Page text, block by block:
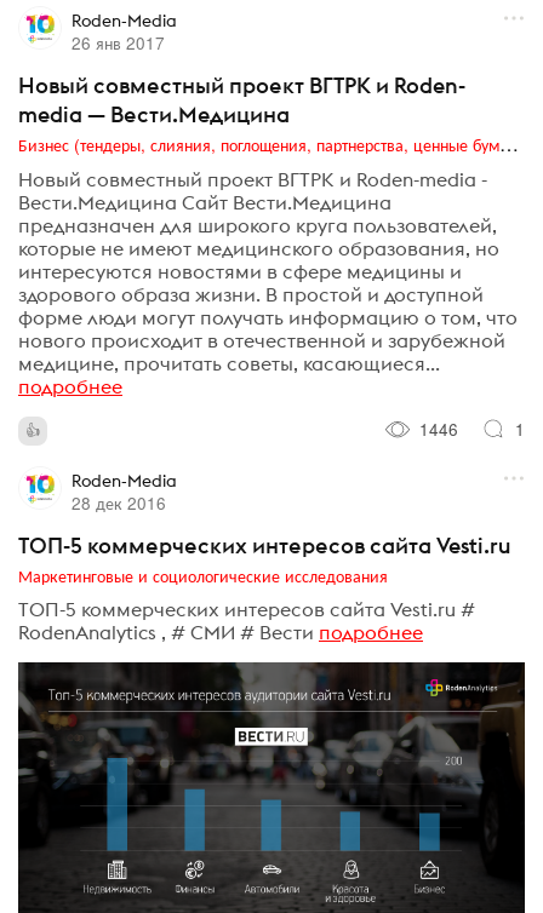
Roden-Media
26 янв 2017
Новый совместный проект ВГТРК и Roden-
media — Вести.Медицина
Бизнес (тендеры, слияния, поглощения, партнерства, ценные бумаги, акционеры, финансы и отчетность)
Новый совместный проект ВГТРК и Roden-media -
Вести.Медицина Сайт Вести.Медицина
предназначен для широкого круга пользователей,
которые не имеют медицинского образования, но
интересуются новостями в сфере медицины и
здорового образа жизни. В простой и доступной
форме люди могут получать информацию о том, что
нового происходит в отечественной и зарубежной
медицине, прочитать советы, касающиеся...
подробнее
1446
1
Roden-Media
28 дек 2016
ТОП-5 коммерческих интересов сайта Vesti.ru
Маркетинговые и социологические исследования
ТОП-5 коммерческих интересов сайта Vesti.ru #
RodenAnalytics , # СМИ # Вести подробнее